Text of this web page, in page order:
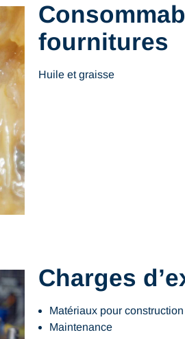
fournitures
Huile et graisse
Charges
Matériaux pour
Maintenance